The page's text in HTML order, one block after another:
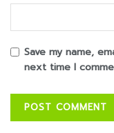
Save my name,
next time I